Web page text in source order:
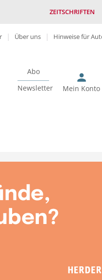
ZEITSCHRIFTEN
Über uns Hinweise für
Abo
Newsletter
Mein Konto